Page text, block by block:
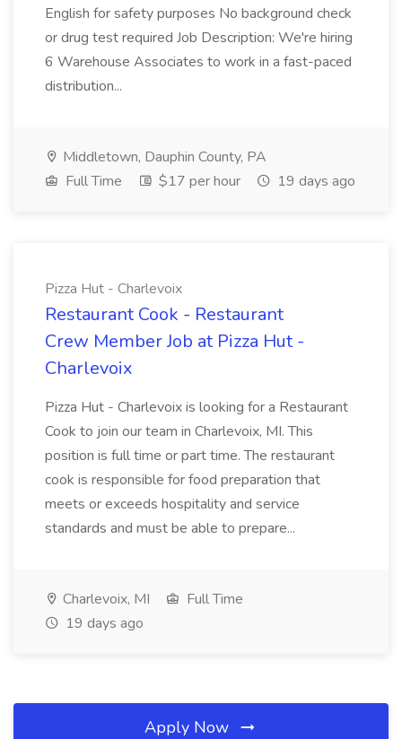
English for safety purposes No background check
or drug test required Job Description: We're hiring
6 Warehouse Associates to work in a fast-paced
distribution...
Middletown, Dauphin County, PA
Full Time
$17 per hour 19 days ago
Pizza Hut - Charlevoix
Restaurant Cook - Restaurant
Crew Member Job at Pizza Hut -
Charlevoix
Pizza Hut - Charlevoix is looking for a Restaurant
Cook to join our team in Charlevoix, MI. This
position is full time or part time. The restaurant
cook is responsible for food preparation that
meets or exceeds hospitality and service
standards and must be able to prepare...
Charlevoix, MI
Full Time
19 days ago
Apply Now